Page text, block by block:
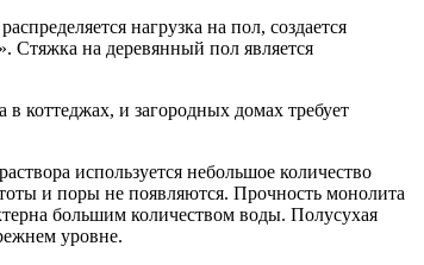
нагрузка на пол, создается
Стяжка на деревянный пол является
коттеджах, и загородных домах требует
используется небольшое количество
и поры не появляются. Прочность монолита
большим количеством воды. Полусухая
уровне.